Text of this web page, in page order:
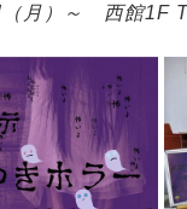
月）～ 西館1F